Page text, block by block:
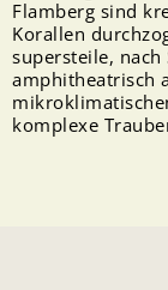
Flamberg sind
Korallen
supersteile, nach
amphitheatrisch
komplexe